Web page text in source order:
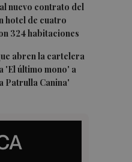
nuevo contrato del
hotel de cuatro
324 habitaciones
abren la cartelera
'El último mono' a
Patrulla Canina'